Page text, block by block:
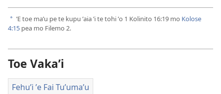
a ʼE toe maʼu pe te kupu ʼaia ʼi te tohi ʼo 1 Kolinito 16:19 mo Kolose
4:15 pea mo Filemo 2.
Toe Vakaʼi
Fehuʼi ʼe Fai Tuʼumaʼu